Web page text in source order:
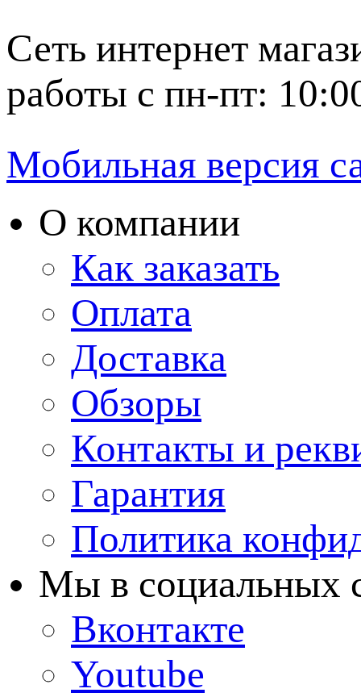
Сеть интернет
работы с пн-пт:
Мобильная версия
О компании
Как заказать
Оплата
Доставка
Обзоры
Контакты и
Гарантия
Политика
Мы в cоциальных
Вконтакте
Youtube